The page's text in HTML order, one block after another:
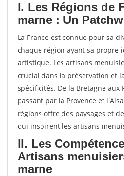
I. Les Régions de
marne : Un
La France est connue pour sa
chaque région ayant sa propre
artistique. Les artisans
crucial dans la préservation et
spécificités. De la Bretagne aux
passant par la Provence et
régions offre des paysages et
qui inspirent les artisans
II. Les
Artisans
marne